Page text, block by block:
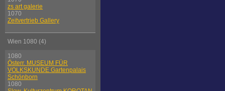
zs art galerie
1070
Zeitvertrieb Gallery
Wien 1080 (4)
1080
Österr. MUSEUM FÜR
VOLKSKUNDE Gartenpalais
Schönborn
1080